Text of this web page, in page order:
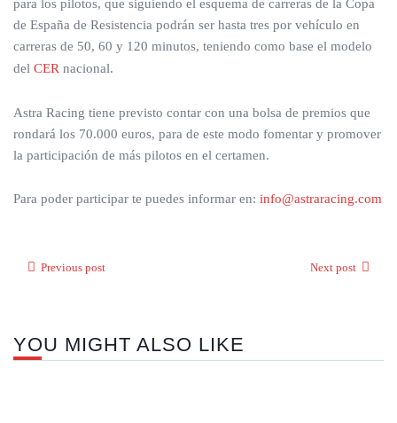
para los pilotos, que siguiendo el esquema de carreras de la Copa
de España de Resistencia podrán ser hasta tres por vehículo en
carreras de 50, 60 y 120 minutos, teniendo como base el modelo
del CER nacional.
Astra Racing tiene previsto contar con una bolsa de premios que
rondará los 70.000 euros, para de este modo fomentar y promover
la participación de más pilotos en el certamen.
Para poder participar te puedes informar en: info@astraracing.com
Previous post Next post
YOU MIGHT ALSO LIKE